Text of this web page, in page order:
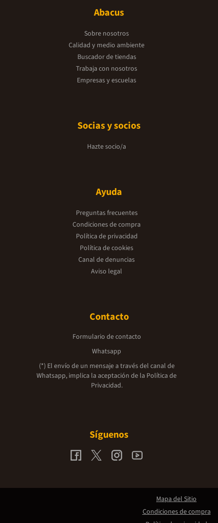
Abacus
Sobre nosotros
Calidad y medio ambiente
Buscador de tiendas
Trabaja con nosotros
Empresas y escuelas
Socias y socios
Hazte socio/a
Ayuda
Preguntas frecuentes
Condiciones de compra
Política de privacidad
Política de cookies
Canal de denuncias
Aviso legal
Contacto
Formulario de contacto
Whatsapp
(*) El envío de un mensaje a través del canal de
Whatsapp, implica la aceptación de la Política de
Privacidad.
Síguenos
Mapa del Sitio
Condiciones de compra